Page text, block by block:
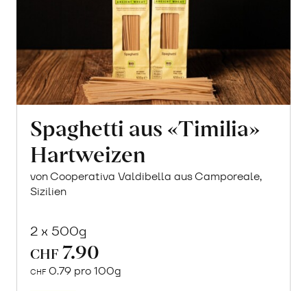
Spaghetti aus «Timilia»
Hartweizen
von Cooperativa Valdibella aus Camporeale,
Sizilien
2 x 500g
CHF 7.90
CHF 0.79 pro 100g